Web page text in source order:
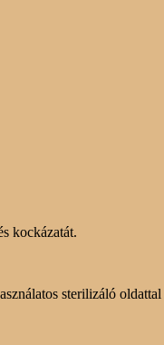
kockázatát.
sterilizáló oldattal